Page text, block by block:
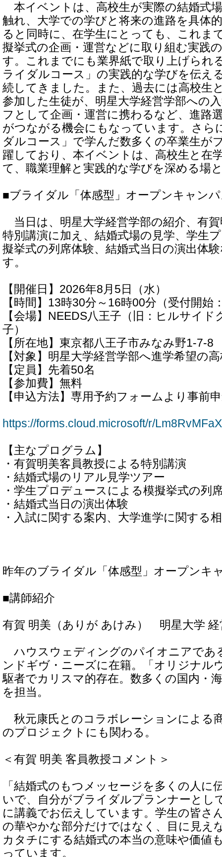
本イベントは、高校生が実際の結婚式
触れ、大学での学びと将来の進路を具体
ると同時に、在学生にとっても、これま
擬挙式の企画・運営などに取り組む実践
す。これまでにも業界紙で取り上げられ
ライダルコース」の実践的な学びを伝え
続してきました。また、過去には高校生
参加した生徒が、明星大学経営学部への
フとして企画・運営に携わるなど、進路
がつながる機会にもなっています。さら
ダルコース」で学んだ数多くの卒業生が
躍しており、本イベントは、高校生と在
て、職業理解と実践的な学びを深める場
■ブライダル「体感型」オープンキャン
当日は、明星大学経営学部の紹介、有
特別講演に加え、結婚式場の見学、学生
擬挙式の列席体験、結婚式当日の演出体
す。
【開催日】2026年8月5日（水）
【時間】13時30分～16時00分（受付開始
【会場】NEEDS八王子（旧：ヒルサイド
子）
【所在地】東京都八王子市みなみ野1-7-8
【対象】明星大学経営学部へ進学希望の
【定員】先着50名
【参加費】無料
【申込方法】専用予約フォームより事前
https://forms.cloud.microsoft/r/
【主なプログラム】
・有賀明美客員教授による特別講演
・結婚式場のリアル見学ツアー
・学生プロデュースによる模擬挙式の列
・結婚式当日の演出体験
・入試に関する案内、大学進学に関する
昨年のブライダル「体感型」オープンキ
■講師紹介
有賀 明美（ありが あけみ） 明星大学 経
ハウスウェディングのパイオニアであ
ンドギヴ・ニーズに在籍。「オリジナル
駆者でカリスマ的存在。数多くの国内・
を担当。
秋元康氏とのコラボレーションによる
のプロジェクトにも関わる。
＜有賀 明美 客員教授コメント＞
「結婚式のもつメッセージを多くの人に
いで、自分がブライダルプランナーとし
に講義でお伝えしています。学生の皆さ
の華やかな部分だけではなく、目に見え
カタチにする結婚式の本当の意味や価値
っています。